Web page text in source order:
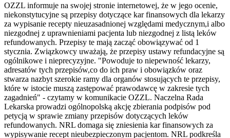
OZZL informuje na swojej stronie internetowej, że w jego ocenie,
niekonstytucyjne są przepisy dotyczące kar finansowych dla lekarzy
za wypisanie recepty nieuzasadnionej względami medycznym,i albo
niezgodnej z uprawnieniami pacjenta lub niezgodnej z listą leków
refundowanych. Przepisy te mają zacząć obowiązywać od 1
stycznia. Związkowcy uważają, że przepisy ustawy refundacyjne są
ogólnikowe i nieprecyzyjne. "Powoduje to niepewność lekarzy,
adresatów tych przepisów,co do ich praw i obowiązków oraz
stwarza nazbyt szerokie ramy dla organów stosujących te przepisy,
które w istocie muszą zastępować prawodawcę w zakresie tych
zagadnień" - czytamy w komunikacie OZZL. Naczelna Rada
Lekarska prowadzi ogólnopolską akcję zbierania podpisów pod
petycją w sprawie zmiany przepisów dotyczących leków
refundowanych. NRL domaga się zniesienia kar finansowych za
wypisywanie recept nieubezpieczonym pacjentom. NRL podkreśla